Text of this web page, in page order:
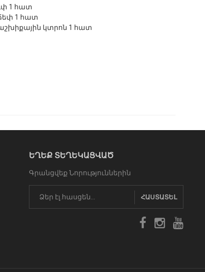
1 հատ
1 հատ
կտրոն 1 հատ
ԵՂԵՔ ՏԵՂԵԿԱՑՎԱԾ
Գրանցվեք Նորություններին
ՀԱՍՏԱՏԵԼ